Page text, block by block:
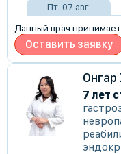
Пт. 07 авг.
Данный врач
Оставить заявку
7 лет